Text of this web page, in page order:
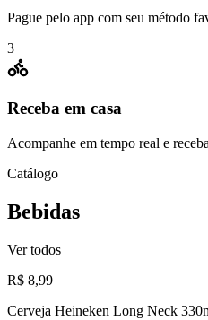
Pague pelo app com seu método
3
Receba em casa
Acompanhe em tempo real e
Catálogo
Bebidas
Ver todos
R$ 8,99
Cerveja Heineken Long Neck